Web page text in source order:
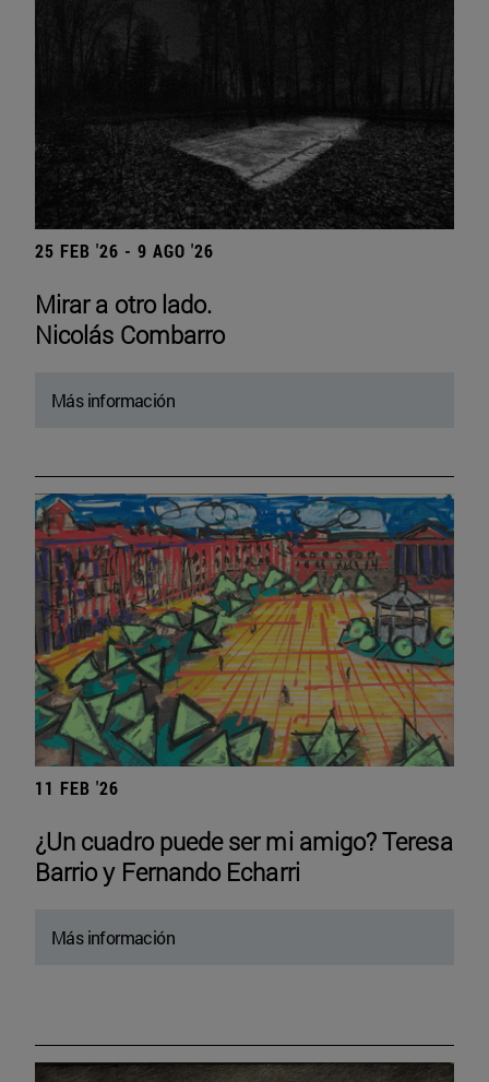
25 FEB '26 - 9 AGO '26
Mirar a otro lado.
Nicolás Combarro
Más información
11 FEB '26
¿Un cuadro puede ser mi amigo? Teresa
Barrio y Fernando Echarri
Más información